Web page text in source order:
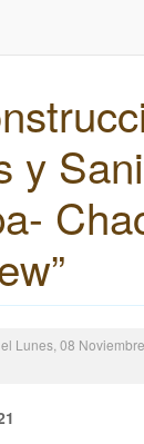
y
Lunes, 08